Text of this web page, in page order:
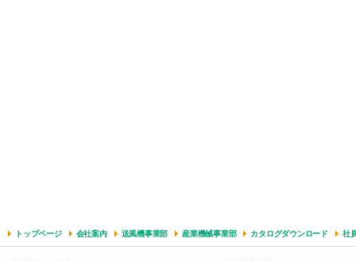
トップページ 会社案内 送風機事業部 産業機械事業部 カタログダウンロード 社